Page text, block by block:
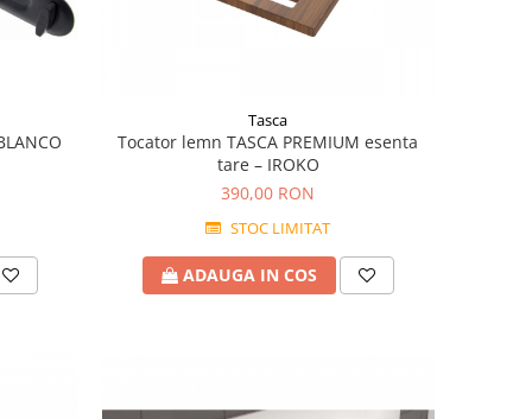
Tasca
Tocator lemn TASCA PREMIUM esenta
tare – IROKO
390,00 RON
STOC LIMITAT
ADAUGA IN COS